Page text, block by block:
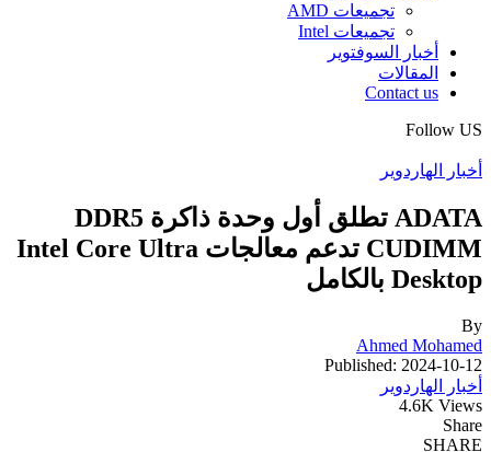
تجميعات AMD
تجميعات Intel
أخبار السوفتوير
المقالات
Contact us
Follow US
أخبار الهاردوير
ADATA تطلق أول وحدة ذاكرة DDR5
CUDIMM تدعم معالجات Intel Core Ultra
Desktop بالكامل
By
Ahmed Mohamed
Published: 2024-10-12
أخبار الهاردوير
4.6K Views
Share
SHARE